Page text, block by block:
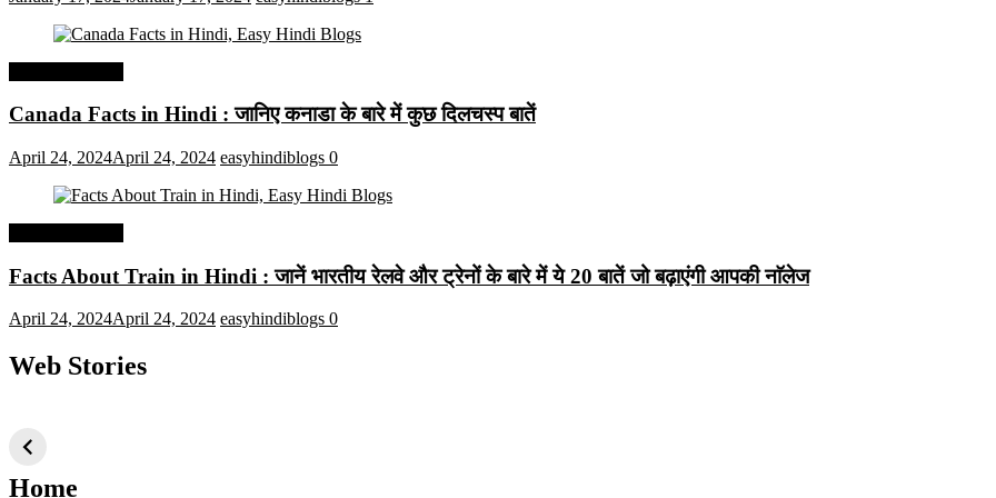
Canada Facts in Hindi : जानिए कनाडा के बारे में कुछ दिलचस्प बातें
April 24, 2024April 24, 2024 easyhindiblogs 0
Facts About Train in Hindi : जानें भारतीय रेलवे और ट्रेनों के बारे में ये 20 बातें जो बढ़ाएंगी आपकी नाॅलेज
April 24, 2024April 24, 2024 easyhindiblogs 0
Web Stories
तकनीक जो आपको
2024 के लिए सीखनी
Home